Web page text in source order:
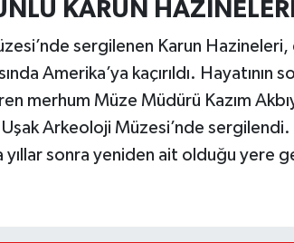
KARUN
sergilenen Karun
Amerika’ya kaçırıldı. Hayatının
merhum Müze Müdürü Kazım
Arkeoloji Müzesi’nde sergilendi.
yıllar sonra yeniden ait olduğu yere